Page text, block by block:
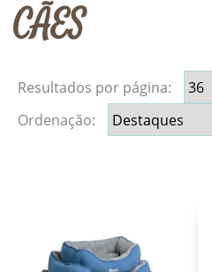
CÃES
Resultados por página:
Ordenação: